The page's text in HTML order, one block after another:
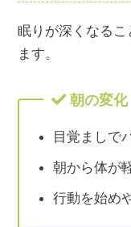
眠りが深くなる
ます。
朝の変化
目覚ましで
朝から体が
行動を始め